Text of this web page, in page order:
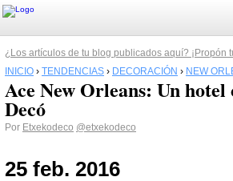
¿Los artículos de tu blog publicados aquí? ¡Propón
INICIO › TENDENCIAS › DECORACIÓN › NEW
Ace New Orleans: Un
Decó
Por Etxekodeco @etxekodeco
25 feb. 2016